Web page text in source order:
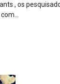
, os